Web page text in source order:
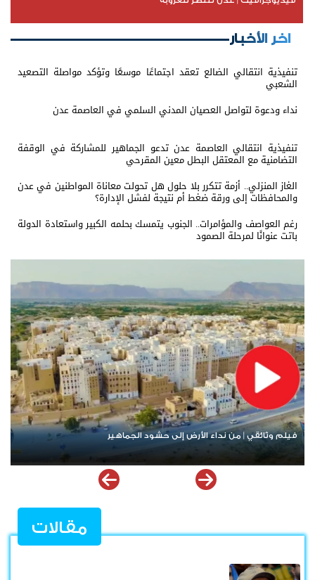
اخر الأخبار
تنفيذية انتقالي الضالع تعقد اجتماعًا موسعًا وتؤكد مواصلة التصعيد
الشعبي
نداء ودعوة لتواصل العصيان المدني السلمي في العاصمة عدن
تنفيذية انتقالي العاصمة عدن تدعو الجماهير للمشاركة في الوقفة
التضامنية مع المعتقل البطل معين المقرحي
الغاز المنزلي.. أزمة تتكرر بلا حلول هل تحولت معاناة المواطنين في عدن
والمحافظات إلى ورقة ضغط أم نتيجة لفشل الإدارة؟
رغم العواصف والمؤامرات.. الجنوب يتمسك بحلمه الكبير واستعادة الدولة
باتت عنوانًا لمرحلة الصمود
مليشيات الحوثي تحرق وتفخخ وتنهب 22 منزلاً في قرية حنكة آل
مسعود في البيضاء
مقالات